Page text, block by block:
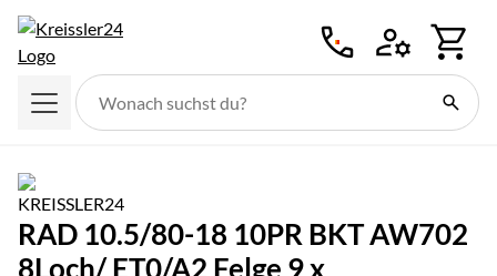
RAD 10.5/80-18 10PR BKT AW702
8Loch/ ET0/A2 Felge 9 x